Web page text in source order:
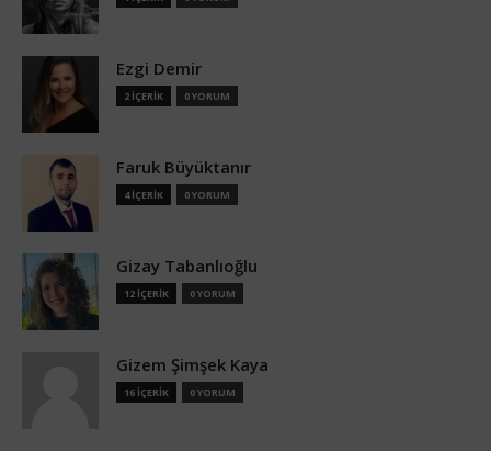
Ezgi Demir
2 İÇERİK 0 YORUM
Faruk Büyüktanır
4 İÇERİK 0 YORUM
Gizay Tabanlıoğlu
12 İÇERİK 0 YORUM
Gizem Şimşek Kaya
16 İÇERİK 0 YORUM